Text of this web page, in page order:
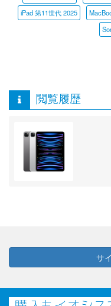
iPad 第11世代 2025
閲覧履歴
サ